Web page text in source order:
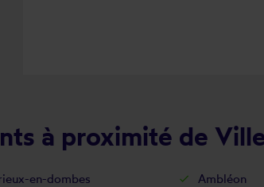
à proximité de
en-dombes Ambléon